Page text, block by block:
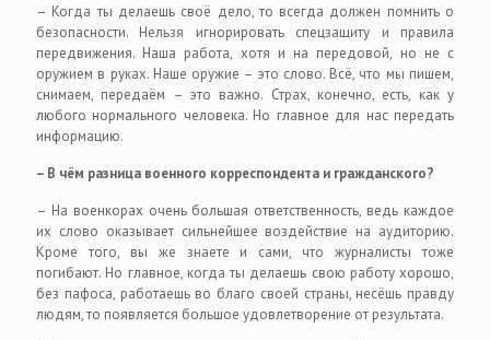
– Когда ты делаешь своё дело, то всегда должен помнить о
безопасности. Нельзя игнорировать спецзащиту и правила
передвижения. Наша работа, хотя и на передовой, но не с
оружием в руках. Наше оружие – это слово. Всё, что мы пишем,
снимаем, передаём – это важно. Страх, конечно, есть, как у
любого нормального человека. Но главное для нас передать
информацию.
– В чём разница военного корреспондента и гражданского?
– На военкорах очень большая ответственность, ведь каждое
их слово оказывает сильнейшее воздействие на аудиторию.
Кроме того, вы же знаете и сами, что журналисты тоже
погибают. Но главное, когда ты делаешь свою работу хорошо,
без пафоса, работаешь во благо своей страны, несёшь правду
людям, то появляется большое удовлетворение от результата.